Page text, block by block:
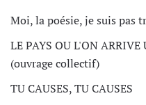
Moi, la poésie, je suis pas
LE PAYS OU L'ON
(ouvrage collectif)
TU CAUSES, TU CAUSES